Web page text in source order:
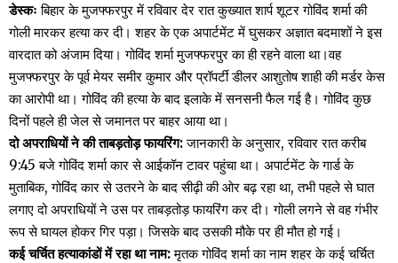
डेस्कः बिहार के मुजफ्फरपुर में रविवार देर रात कुख्यात शार्प शूटर गोविंद शर्मा की
गोली मारकर हत्या कर दी। शहर के एक अपार्टमेंट में घुसकर अज्ञात बदमाशों ने इस
वारदात को अंजाम दिया। गोविंद शर्मा मुजफ्फरपुर का ही रहने वाला था।वह
मुजफ्फरपुर के पूर्व मेयर समीर कुमार और प्रॉपर्टी डीलर आशुतोष शाही की मर्डर केस
का आरोपी था। गोविंद की हत्या के बाद इलाके में सनसनी फैल गई है। गोविंद कुछ
दिनों पहले ही जेल से जमानत पर बाहर आया था।
दो अपराधियों ने की ताबड़तोड़ फायरिंग:जानकारी के अनुसार, रविवार रात करीब
9:45 बजे गोविंद शर्मा कार से आईकॉन टावर पहुंचा था। अपार्टमेंट के गार्ड के
मुताबिक, गोविंद कार से उतरने के बाद सीढ़ी की ओर बढ़ रहा था, तभी पहले से घात
लगाए दो अपराधियों ने उस पर ताबड़तोड़ फायरिंग कर दी। गोली लगने से वह गंभीर
रूप से घायल होकर गिर पड़ा। जिसके बाद उसकी मौके पर ही मौत हो गई।
कई चर्चित हत्याकांडों में रहा था नाम:मृतक गोविंद शर्मा का नाम शहर के कई चर्चित